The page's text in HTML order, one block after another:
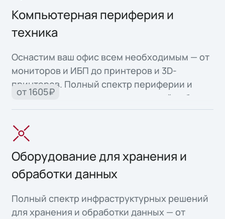
Компьютерная периферия и
техника
Оснастим ваш офис всем необходимым — от
мониторов и ИБП до принтеров и 3D-
принтеров. Полный спектр периферии и
офисной техники для продуктивной работы.
от 1605₽
Оборудование для хранения и
обработки данных
Полный спектр инфраструктурных решений
для хранения и обработки данных — от